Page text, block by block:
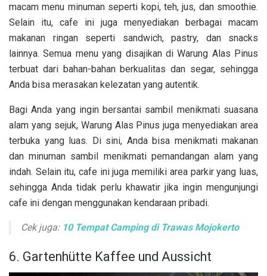
macam menu minuman seperti kopi, teh, jus, dan smoothie.
Selain itu, cafe ini juga menyediakan berbagai macam
makanan ringan seperti sandwich, pastry, dan snacks
lainnya. Semua menu yang disajikan di Warung Alas Pinus
terbuat dari bahan-bahan berkualitas dan segar, sehingga
Anda bisa merasakan kelezatan yang autentik.
Bagi Anda yang ingin bersantai sambil menikmati suasana
alam yang sejuk, Warung Alas Pinus juga menyediakan area
terbuka yang luas. Di sini, Anda bisa menikmati makanan
dan minuman sambil menikmati pemandangan alam yang
indah. Selain itu, cafe ini juga memiliki area parkir yang luas,
sehingga Anda tidak perlu khawatir jika ingin mengunjungi
cafe ini dengan menggunakan kendaraan pribadi.
Cek juga: 10 Tempat Camping di Trawas Mojokerto
6. Gartenhütte Kaffee und Aussicht